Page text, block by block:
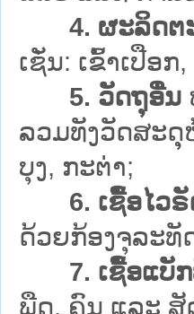
4. ຜະລິດຕ
ເຊັ່ນ: ເຂົ້າເປືອ
5. ວັດຖຸອື່ນ
ລວມທັງວັດສະ
ບຸງ, ກະຕ່າ;
6. ເຊື້ອໄວຣັ
ດ້ວຍກ້ອງຈຸລະທັ
7. ເຊື້ອແບັກ
ພືດ, ຄົນ ແລະ ສັ